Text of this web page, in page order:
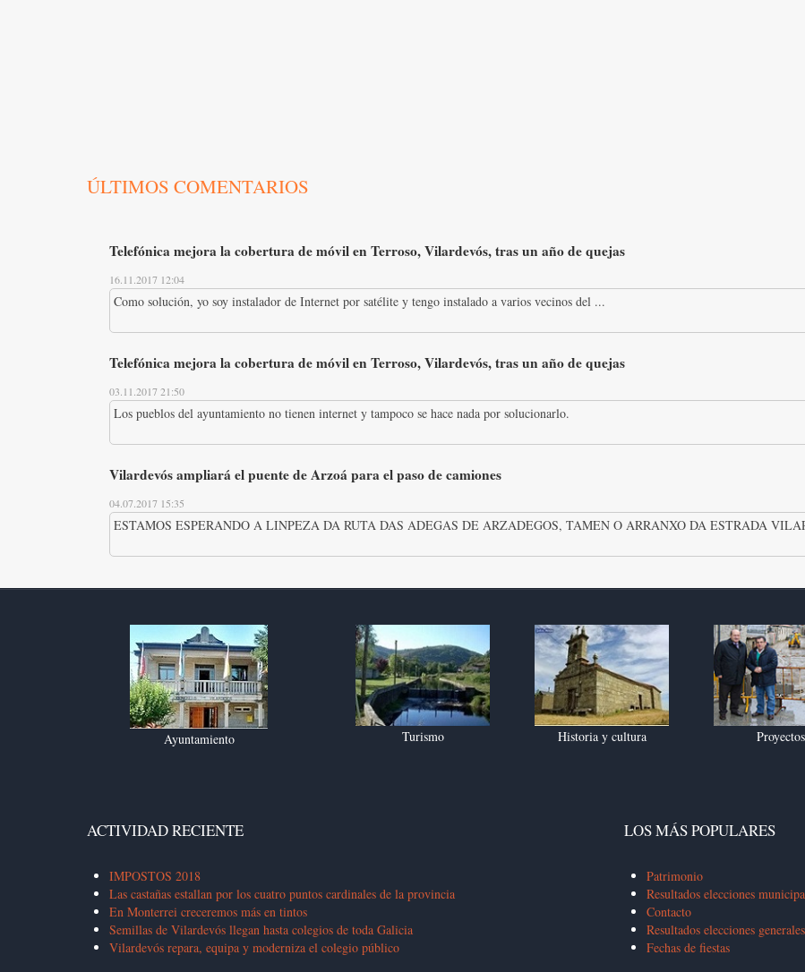
ÚLTIMOS COMENTARIOS
Telefónica mejora la cobertura de móvil en Terroso, Vilardevós, tras un año de quejas
16.11.2017 12:04
Como solución, yo soy instalador de Internet por satélite y tengo instalado a varios vecinos del ...
Telefónica mejora la cobertura de móvil en Terroso, Vilardevós, tras un año de quejas
03.11.2017 21:50
Los pueblos del ayuntamiento no tienen internet y tampoco se hace nada por solucionarlo.
Vilardevós ampliará el puente de Arzoá para el paso de camiones
04.07.2017 15:35
ESTAMOS ESPERANDO A LINPEZA DA RUTA DAS ADEGAS DE ARZADEGOS, TAMEN O ARRANXO DA ESTRADA
Ayuntamiento Turismo Historia y cultura
Proyectos
ACTIVIDAD RECIENTE
IMPOSTOS 2018
Las castañas estallan por los cuatro puntos cardinales de la provincia
En Monterrei creceremos más en tintos
Semillas de Vilardevós llegan hasta colegios de toda Galicia
Vilardevós repara, equipa y moderniza el colegio público
LOS MÁS POPULARES
Patrimonio
Resultados elecciones
Contacto
Resultados elecciones
Fechas de fiestas